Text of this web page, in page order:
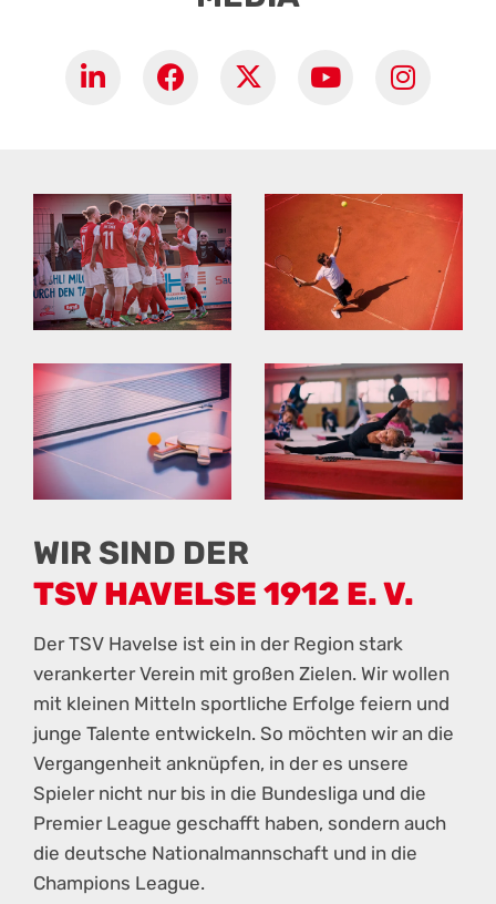
WIR SIND DER
TSV HAVELSE 1912 E. V.
Der TSV Havelse ist ein in der Region stark
verankerter Verein mit großen Zielen. Wir wollen
mit kleinen Mitteln sportliche Erfolge feiern und
junge Talente entwickeln. So möchten wir an die
Vergangenheit anknüpfen, in der es unsere
Spieler nicht nur bis in die Bundesliga und die
Premier League geschafft haben, sondern auch
die deutsche Nationalmannschaft und in die
Champions League.